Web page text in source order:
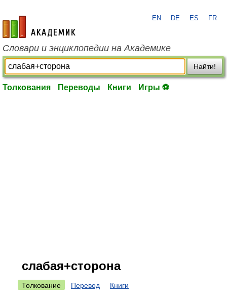
academic.ru
EN DE ES FR
Словари и энциклопедии на Академике
Найти!
Толкования Переводы Книги Игры ⚽
слабая+сторона
Толкование Перевод Книги